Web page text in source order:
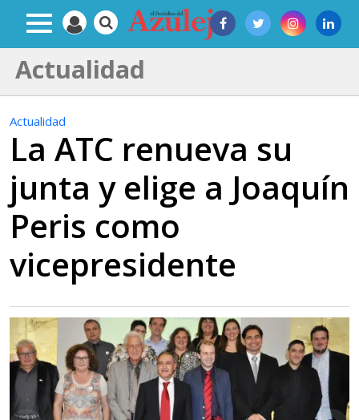
Actualidad
Actualidad
La ATC renueva su
junta y elige a Joaquín
Peris como
vicepresidente